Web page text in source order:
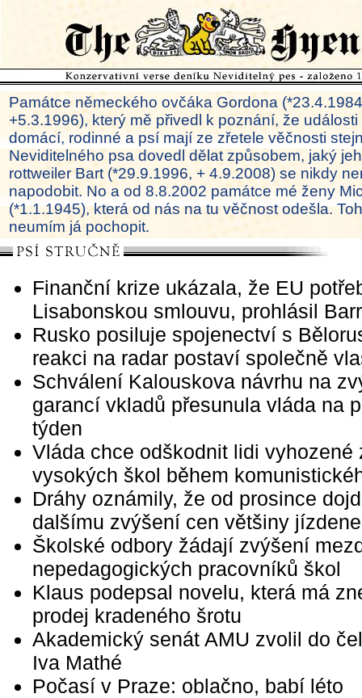
Památce německého ovčáka Gordona
+5.3.1996), který mě přivedl k poznání, že
domácí, rodinné a psí mají ze zřetele věčnosti
Neviditelného psa dovedl dělat způsobem, jaký
rottweiler Bart (*29.9.1996, + 4.9.2008) se nikdy
napodobit. No a od 8.8.2002 památce mé ženy
(*1.1.1945), která od nás na tu věčnost odešla.
neumím já pochopit.
Finanční krize ukázala, že EU
Lisabonskou smlouvu, prohlásil
Rusko posiluje spojenectví s
reakci na radar postaví společně
Schválení Kalouskova návrhu na
garancí vkladů přesunula vláda na
týden
Vláda chce odškodnit lidi vyhozené
vysokých škol během
Dráhy oznámily, že od prosince
dalšímu zvýšení cen většiny
Školské odbory žádají zvýšení
nepedagogických pracovníků škol
Klaus podepsal novelu, která má
prodej kradeného šrotu
Akademický senát AMU zvolil do
Iva Mathé
Počasí v Praze: oblačno, babí léto